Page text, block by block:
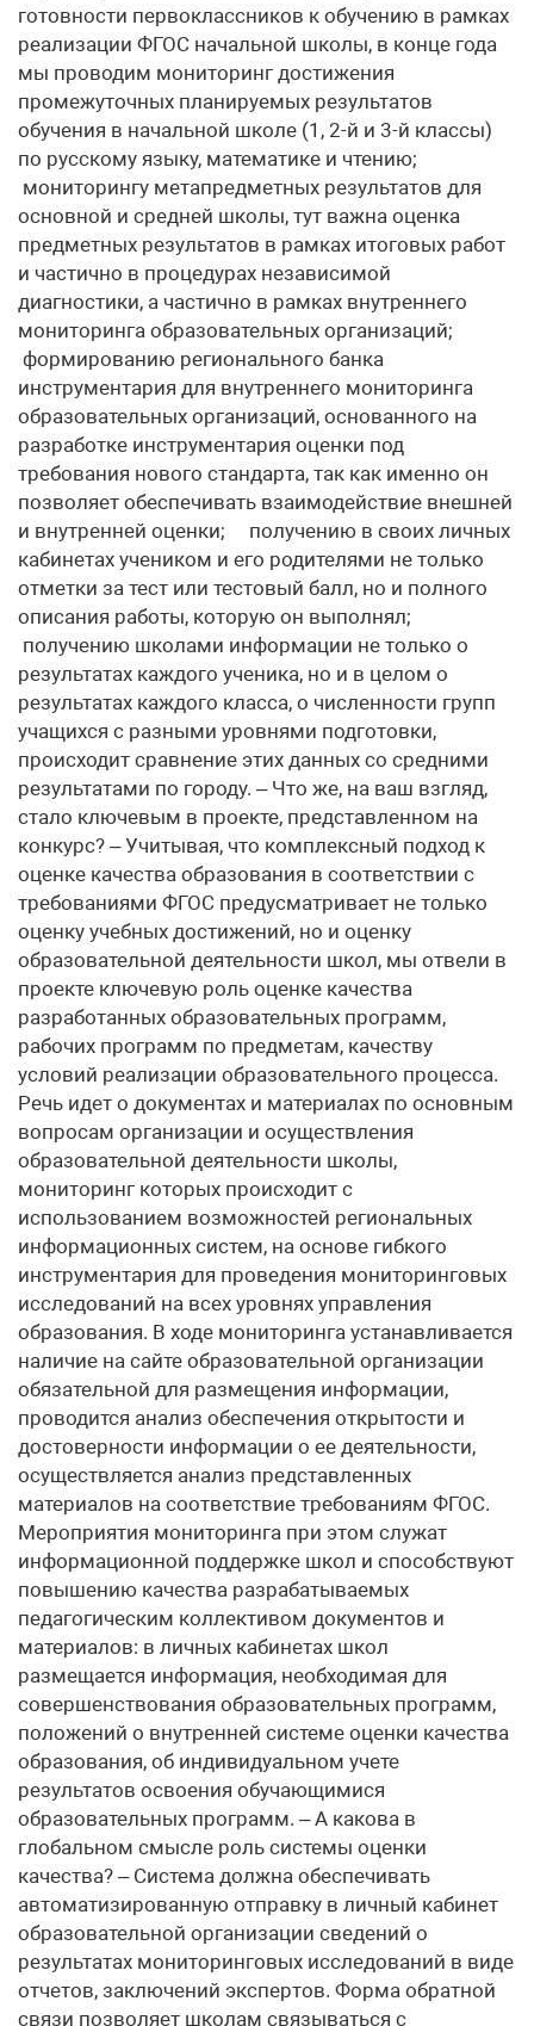
готовности первоклассников к обучению в рамках
реализации ФГОС начальной школы, в конце года
мы проводим мониторинг достижения
промежуточных планируемых результатов
обучения в начальной школе (1, 2-й и 3-й классы)
по русскому языку, математике и чтению;
мониторингу метапредметных результатов для
основной и средней школы, тут важна оценка
предметных результатов в рамках итоговых работ
и частично в процедурах независимой
диагностики, а частично в рамках внутреннего
мониторинга образовательных организаций;
формированию регионального банка
инструментария для внутреннего мониторинга
образовательных организаций, основанного на
разработке инструментария оценки под
требования нового стандарта, так как именно он
позволяет обеспечивать взаимодействие внешней
и внутренней оценки; получению в своих личных
кабинетах учеником и его родителями не только
отметки за тест или тестовый балл, но и полного
описания работы, которую он выполнял;
получению школами информации не только о
результатах каждого ученика, но и в целом о
результатах каждого класса, о численности групп
учащихся с разными уровнями подготовки,
происходит сравнение этих данных со средними
результатами по городу. – Что же, на ваш взгляд,
стало ключевым в проекте, представленном на
конкурс? – Учитывая, что комплексный подход к
оценке качества образования в соответствии с
требованиями ФГОС предусматривает не только
оценку учебных достижений, но и оценку
образовательной деятельности школ, мы отвели в
проекте ключевую роль оценке качества
разработанных образовательных программ,
рабочих программ по предметам, качеству
условий реализации образовательного процесса.
Речь идет о документах и материалах по основным
вопросам организации и осуществления
образовательной деятельности школы,
мониторинг которых происходит с
использованием возможностей региональных
информационных систем, на основе гибкого
инструментария для проведения мониторинговых
исследований на всех уровнях управления
образования. В ходе мониторинга устанавливается
наличие на сайте образовательной организации
обязательной для размещения информации,
проводится анализ обеспечения открытости и
достоверности информации о ее деятельности,
осуществляется анализ представленных
материалов на соответствие требованиям ФГОС.
Мероприятия мониторинга при этом служат
информационной поддержке школ и способствуют
повышению качества разрабатываемых
педагогическим коллективом документов и
материалов: в личных кабинетах школ
размещается информация, необходимая для
совершенствования образовательных программ,
положений о внутренней системе оценки качества
образования, об индивидуальном учете
результатов освоения обучающимися
образовательных программ. – А какова в
глобальном смысле роль системы оценки
качества? – Система должна обеспечивать
автоматизированную отправку в личный кабинет
образовательной организации сведений о
результатах мониторинговых исследований в виде
отчетов, заключений экспертов. Форма обратной
связи позволяет школам связываться с